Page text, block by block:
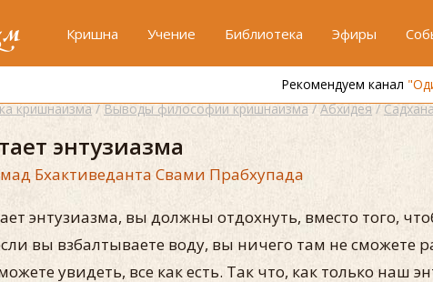
Кришна Учение Библиотека Эфиры
Рекомендуем канал
кришнаизма/Выводы философии кришнаизма/Абхидея/
энтузиазма
Бхактиведанта Свами Прабхупада
энтузиазма, вы должны отдохнуть, вместо того,
вы взбалтываете воду, вы ничего там не сможете
увидеть, все как есть. Так что, как только наш